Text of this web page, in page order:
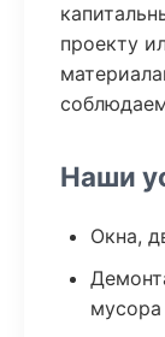
проекту
Наши
Окна,
мусора